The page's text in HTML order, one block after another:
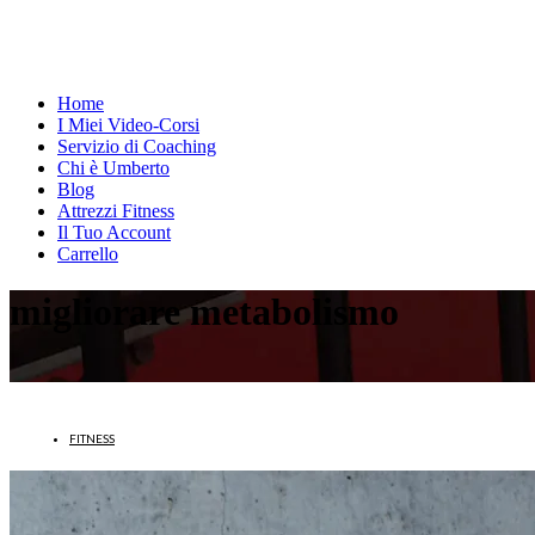
Home
I Miei Video-Corsi
Servizio di Coaching
Chi è Umberto
Blog
Attrezzi Fitness
Il Tuo Account
Carrello
migliorare metabolismo
FITNESS